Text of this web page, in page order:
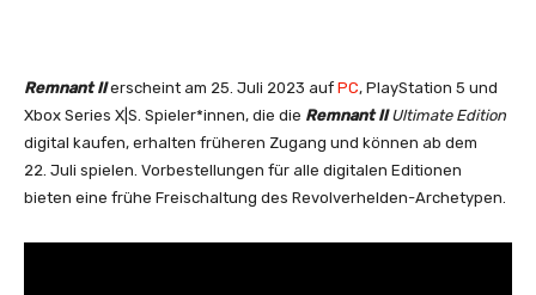
Remnant II erscheint am 25. Juli 2023 auf PC, PlayStation 5 und
Xbox Series X|S. Spieler*innen, die die Remnant IIUltimate Edition
digital kaufen, erhalten früheren Zugang und können ab dem
22. Juli spielen. Vorbestellungen für alle digitalen Editionen
bieten eine frühe Freischaltung des Revolverhelden-Archetypen.